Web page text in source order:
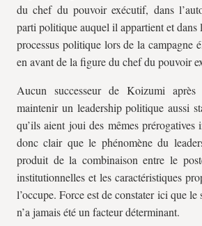
du chef du pouvoir exécutif, dans
parti politique auquel il appartient et dans
processus politique lors de la campagne
en avant de la figure du chef du pouvoir
Aucun successeur de Koizumi
maintenir un leadership politique aussi
qu’ils aient joui des mêmes
donc clair que le phénomène du
produit de la combinaison entre le
institutionnelles et les caractéristiques
l’occupe. Force est de constater ici que
n’a jamais été un facteur déterminant.